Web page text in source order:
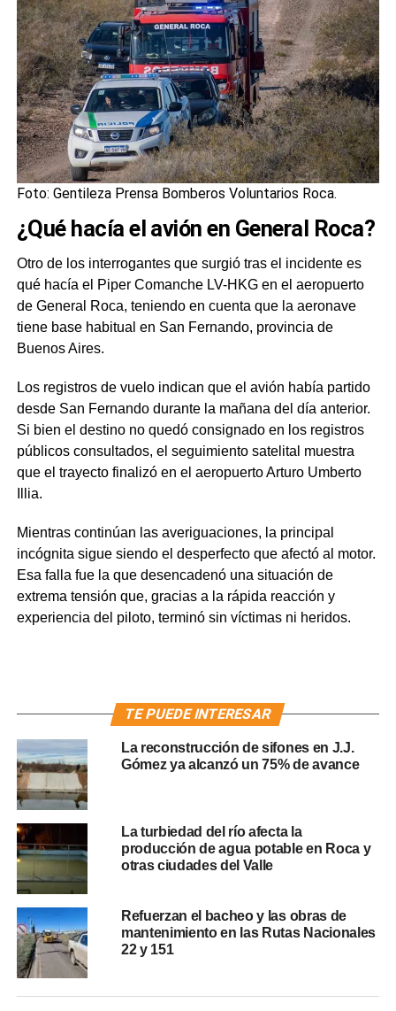
Foto: Gentileza Prensa Bomberos Voluntarios Roca.
¿Qué hacía el avión en General Roca?
Otro de los interrogantes que surgió tras el incidente es
qué hacía el Piper Comanche LV-HKG en el aeropuerto
de General Roca, teniendo en cuenta que la aeronave
tiene base habitual en San Fernando, provincia de
Buenos Aires.
Los registros de vuelo indican que el avión había partido
desde San Fernando durante la mañana del día anterior.
Si bien el destino no quedó consignado en los registros
públicos consultados, el seguimiento satelital muestra
que el trayecto finalizó en el aeropuerto Arturo Umberto
Illia.
Mientras continúan las averiguaciones, la principal
incógnita sigue siendo el desperfecto que afectó al motor.
Esa falla fue la que desencadenó una situación de
extrema tensión que, gracias a la rápida reacción y
experiencia del piloto, terminó sin víctimas ni heridos.
TE PUEDE INTERESAR
La reconstrucción de sifones en J.J.
Gómez ya alcanzó un 75% de avance
La turbiedad del río afecta la
producción de agua potable en Roca y
otras ciudades del Valle
Refuerzan el bacheo y las obras de
mantenimiento en las Rutas Nacionales
22 y 151